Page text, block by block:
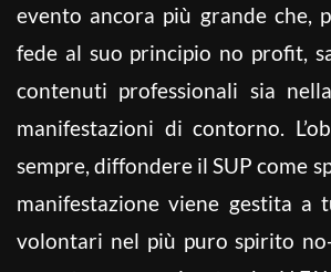
evento ancora più grande che,
fede al suo principio no profit,
contenuti professionali sia
manifestazioni di contorno.
sempre, diffondere il SUP come
manifestazione viene gestita
volontari nel più puro spirito no-